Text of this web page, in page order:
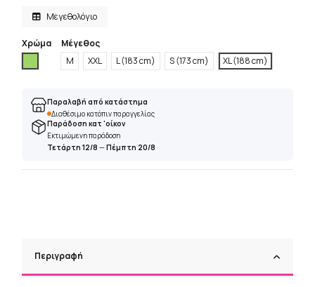
Μεγεθολόγιο
Χρώμα
Μέγεθος
M
XXL L (183 cm) S (173 cm) XL (188 cm)
Παραλαβή από κατάστημα
Διαθέσιμο κατόπιν παραγγελίας
Παράδοση κατ 'οίκον
Εκτιμώμενη παράδοση
Τετάρτη 12/8 —Πέμπτη 20/8
Περιγραφή